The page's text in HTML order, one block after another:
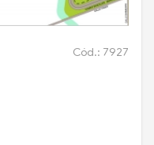
Cód.: 7927